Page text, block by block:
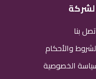
بنا
والأحكام
الخصوصية